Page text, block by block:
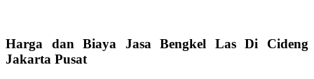
Harga dan Biaya Jasa Bengkel Las Di Cideng
Jakarta Pusat